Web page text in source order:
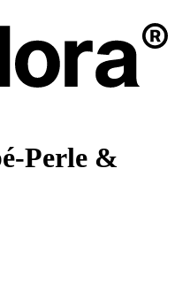
Perle &